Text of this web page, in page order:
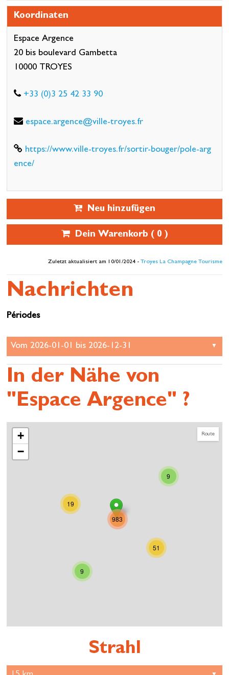
Koordinaten
Espace Argence
20 bis boulevard Gambetta
10000 TROYES
+33 (0)3 25 42 33 90
espace.argence@ville-troyes.fr
https://www.ville-troyes.fr/sortir-bouger/pole-arg
ence/
Neu hinzufügen
Dein Warenkorb ( 0 )
Zuletzt aktualisiert am 10/01/2024 -Troyes La Champagne Tourisme
Nachrichten
Périodes
In der Nähe von
"Espace Argence" ?
Route
9
9
51
19
983
+
−
Strahl